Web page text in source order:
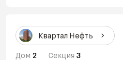
Квартал Нефть
Дом 2 Секция 3